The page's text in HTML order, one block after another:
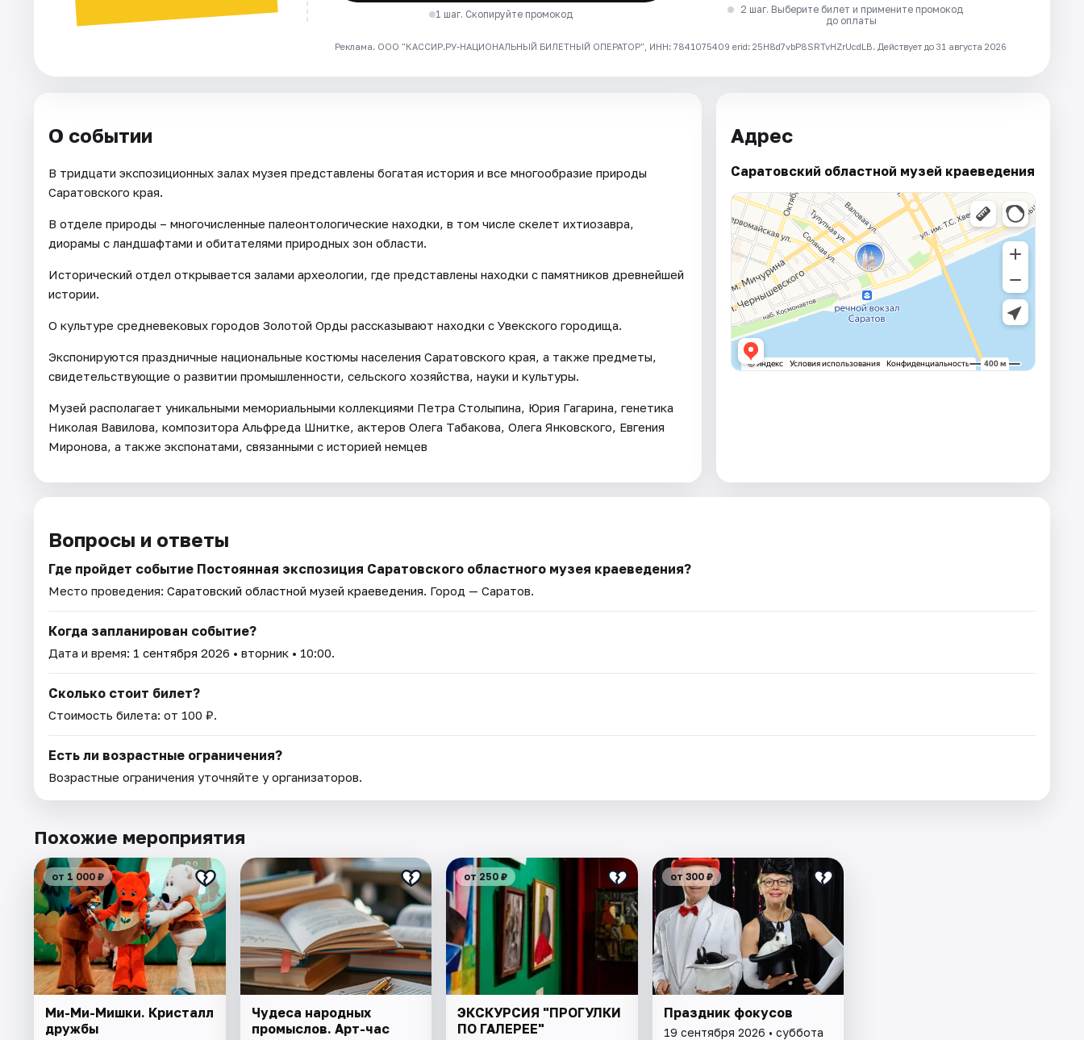
1 шаг. Скопируйте промокод
2 шаг. Выберите билет и примените промокод
до оплаты
Реклама. ООО "КАССИР.РУ-НАЦИОНАЛЬНЫЙ БИЛЕТНЫЙ ОПЕРАТОР", ИНН: 7841075409 erid: 25H8d7vbP8SRTvHZrUcdLB. Действует до 31 августа 2026
О событии
В тридцати экспозиционных залах музея представлены богатая история и все многообразие природы
Саратовского края.
В отделе природы – многочисленные палеонтологические находки, в том числе скелет ихтиозавра,
диорамы с ландшафтами и обитателями природных зон области.
Исторический отдел открывается залами археологии, где представлены находки с памятников древнейшей
истории.
О культуре средневековых городов Золотой Орды рассказывают находки с Увекского городища.
Экспонируются праздничные национальные костюмы населения Саратовского края, а также предметы,
свидетельствующие о развитии промышленности, сельского хозяйства, науки и культуры.
Музей располагает уникальными мемориальными коллекциями Петра Столыпина, Юрия Гагарина, генетика
Николая Вавилова, композитора Альфреда Шнитке, актеров Олега Табакова, Олега Янковского, Евгения
Миронова, а также экспонатами, связанными с историей немцев
Адрес
Саратовский областной музей краеведения
Вопросы и ответы
Где пройдет событие Постоянная экспозиция Саратовского областного музея краеведения?
Место проведения: Саратовский областной музей краеведения. Город — Саратов.
Когда запланирован событие?
Дата и время: 1 сентября 2026 • вторник • 10:00.
Сколько стоит билет?
Стоимость билета: от 100 ₽.
Есть ли возрастные ограничения?
Возрастные ограничения уточняйте у организаторов.
Похожие мероприятия
от 1 000 ₽
Ми-Ми-Мишки. Кристалл
дружбы
Чудеса народных
промыслов. Арт-час
от 250 ₽
ЭКСКУРСИЯ "ПРОГУЛКИ
ПО ГАЛЕРЕЕ"
от 300 ₽
Праздник фокусов
19 сентября 2026 • суббота